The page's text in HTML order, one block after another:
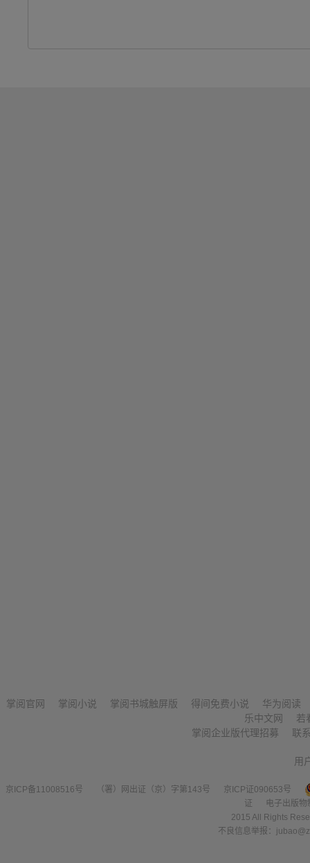
掌阅官网 掌阅小说 掌阅书城触屏版 得间免费小说
华为阅读
乐中文网
若
掌阅企业版代理招募
联
用
京ICP备11008516号 （署）网出证（京）字第143号
京ICP证090653号
证
电子出版
2015 All Rights
不良信息举报：